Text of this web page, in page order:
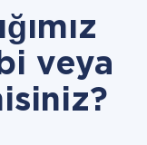
veya